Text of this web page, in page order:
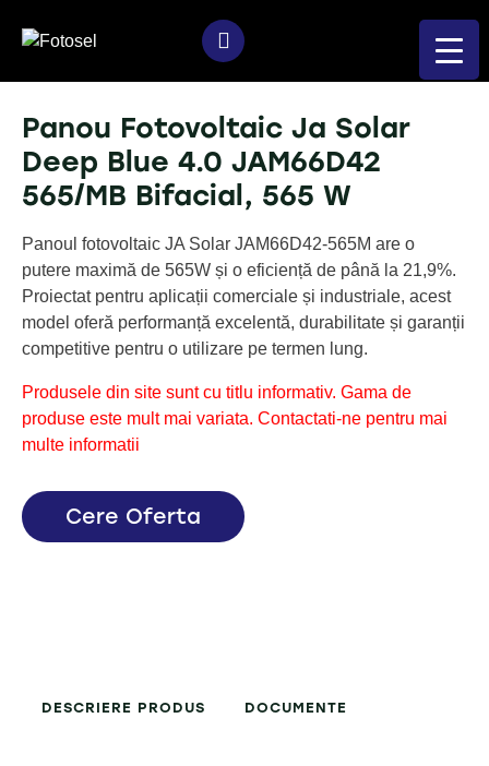
Panou Fotovoltaic Ja Solar
Deep Blue 4.0 JAM66D42
565/MB Bifacial, 565 W
Panoul fotovoltaic JA Solar JAM66D42-565M are o
putere maximă de 565W și o eficiență de până la 21,9%.
Proiectat pentru aplicații comerciale și industriale, acest
model oferă performanță excelentă, durabilitate și garanții
competitive pentru o utilizare pe termen lung.
Produsele din site sunt cu titlu informativ. Gama de
produse este mult mai variata. Contactati-ne pentru mai
multe informatii
Cere Oferta
DESCRIERE PRODUS DOCUMENTE